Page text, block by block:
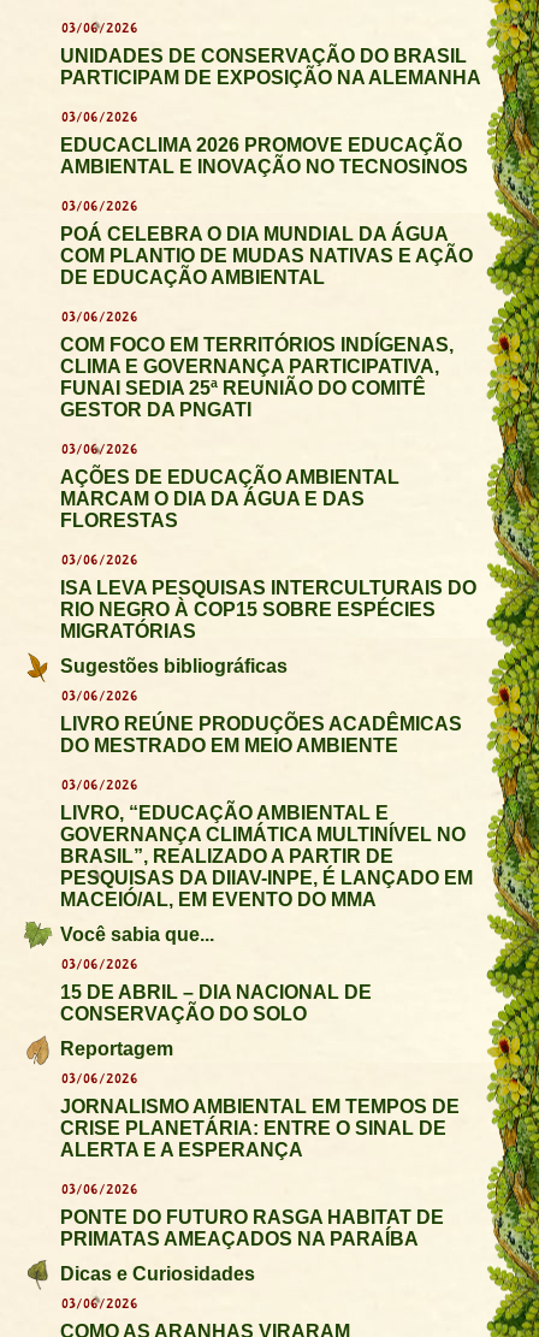
03/06/2026
UNIDADES DE CONSERVAÇÃO DO BRASIL
PARTICIPAM DE EXPOSIÇÃO NA ALEMANHA
03/06/2026
EDUCACLIMA 2026 PROMOVE EDUCAÇÃO
AMBIENTAL E INOVAÇÃO NO TECNOSINOS
03/06/2026
POÁ CELEBRA O DIA MUNDIAL DA ÁGUA
COM PLANTIO DE MUDAS NATIVAS E AÇÃO
DE EDUCAÇÃO AMBIENTAL
03/06/2026
COM FOCO EM TERRITÓRIOS INDÍGENAS,
CLIMA E GOVERNANÇA PARTICIPATIVA,
FUNAI SEDIA 25ª REUNIÃO DO COMITÊ
GESTOR DA PNGATI
03/06/2026
AÇÕES DE EDUCAÇÃO AMBIENTAL
MARCAM O DIA DA ÁGUA E DAS
FLORESTAS
03/06/2026
ISA LEVA PESQUISAS INTERCULTURAIS DO
RIO NEGRO À COP15 SOBRE ESPÉCIES
MIGRATÓRIAS
Sugestões bibliográficas
03/06/2026
LIVRO REÚNE PRODUÇÕES ACADÊMICAS
DO MESTRADO EM MEIO AMBIENTE
03/06/2026
LIVRO, “EDUCAÇÃO AMBIENTAL E
GOVERNANÇA CLIMÁTICA MULTINÍVEL NO
BRASIL”, REALIZADO A PARTIR DE
PESQUISAS DA DIIAV-INPE, É LANÇADO EM
MACEIÓ/AL, EM EVENTO DO MMA
Você sabia que...
03/06/2026
15 DE ABRIL – DIA NACIONAL DE
CONSERVAÇÃO DO SOLO
Reportagem
03/06/2026
JORNALISMO AMBIENTAL EM TEMPOS DE
CRISE PLANETÁRIA: ENTRE O SINAL DE
ALERTA E A ESPERANÇA
03/06/2026
PONTE DO FUTURO RASGA HABITAT DE
PRIMATAS AMEAÇADOS NA PARAÍBA
Dicas e Curiosidades
03/06/2026
COMO AS ARANHAS VIRARAM